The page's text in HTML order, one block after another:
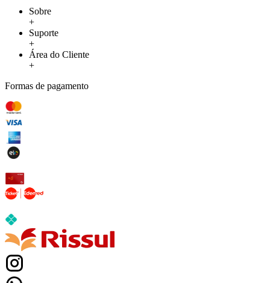
Sobre
+
Suporte
+
Área do Cliente
+
Formas de pagamento